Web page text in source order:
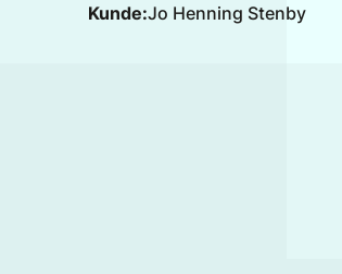
Kunde:Jo Henning Stenby